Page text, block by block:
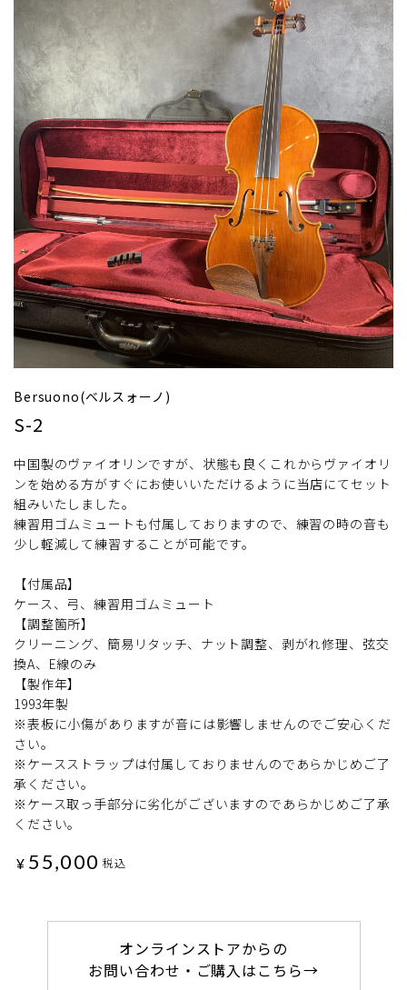
Bersuono(ベルスォーノ)
S-2
中国製のヴァイオリンですが、状態も良くこれからヴァイオリ
ンを始める方がすぐにお使いいただけるように当店にてセット
組みいたしました。
練習用ゴムミュートも付属しておりますので、練習の時の音も
少し軽減して練習することが可能です。
【付属品】
ケース、弓、練習用ゴムミュート
【調整箇所】
クリーニング、簡易リタッチ、ナット調整、剥がれ修理、弦交
換A、E線のみ
【製作年】
1993年製
※表板に小傷がありますが音には影響しませんのでご安心くだ
さい。
※ケースストラップは付属しておりませんのであらかじめご了
承ください。
※ケース取っ手部分に劣化がございますのであらかじめご了承
ください。
¥ 55,000 税込
オンラインストアからの
お問い合わせ・ご購入はこちら→